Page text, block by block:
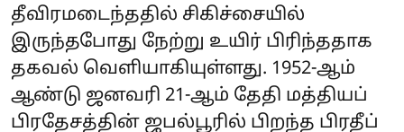
தீவிரமடைந்ததில் சிகிச்சையில்
இருந்தபோது நேற்று உயிர் பிரிந்ததாக
தகவல் வெளியாகியுள்ளது. 1952-ஆம்
ஆண்டு ஜனவரி 21-ஆம் தேதி மத்தியப்
பிரதேசத்தின் ஜபல்பூரில் பிறந்த பிரதீப்